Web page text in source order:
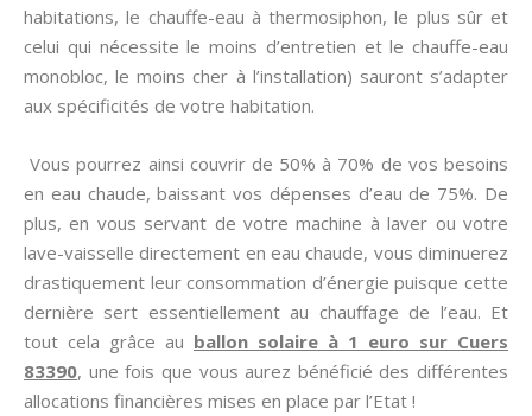
habitations, le chauffe-eau à thermosiphon, le plus sûr et
celui qui nécessite le moins d’entretien et le chauffe-eau
monobloc, le moins cher à l’installation) sauront s’adapter
aux spécificités de votre habitation.
Vous pourrez ainsi couvrir de 50% à 70% de vos besoins
en eau chaude, baissant vos dépenses d’eau de 75%. De
plus, en vous servant de votre machine à laver ou votre
lave-vaisselle directement en eau chaude, vous diminuerez
drastiquement leur consommation d’énergie puisque cette
dernière sert essentiellement au chauffage de l’eau. Et
tout cela grâce au ballon solaire à 1 euro sur Cuers
83390, une fois que vous aurez bénéficié des différentes
allocations financières mises en place par l’Etat !